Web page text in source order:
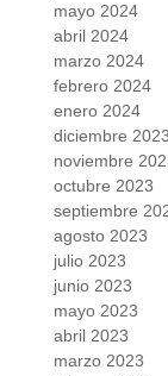
mayo 2024
abril 2024
marzo 2024
febrero 2024
enero 2024
diciembre 2023
noviembre
octubre 2023
septiembre
agosto 2023
julio 2023
junio 2023
mayo 2023
abril 2023
marzo 2023